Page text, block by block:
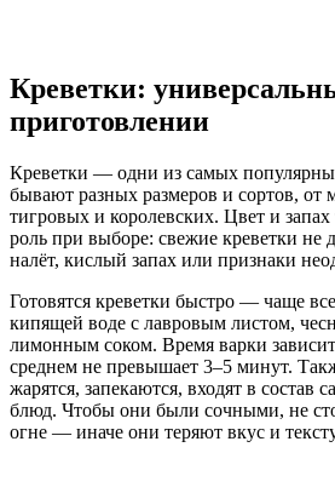
Креветки:
приготовлении
Креветки — одни из самых
бывают разных размеров и сортов, от
тигровых и королевских. Цвет и
роль при выборе: свежие креветки не
налёт, кислый запах или признаки
Готовятся креветки быстро — чаще
кипящей воде с лавровым листом,
лимонным соком. Время варки
среднем не превышает 3–5 минут.
жарятся, запекаются, входят в состав
блюд. Чтобы они были сочными, не
огне — иначе они теряют вкус и